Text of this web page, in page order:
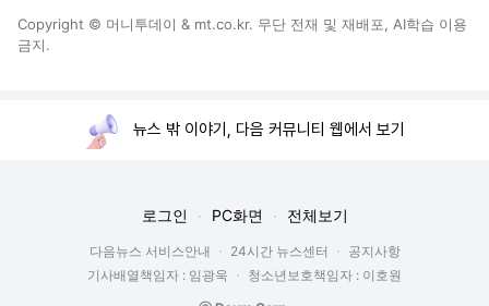
Copyright © 머니투데이 & mt.co.kr. 무단 전재 및 재배포, AI학습 이용
금지.
뉴스 밖 이야기, 다음 커뮤니티 웹에서 보기
로그인 PC화면 전체보기
다음뉴스 서비스안내 24시간 뉴스센터
공지사항
기사배열책임자 : 임광욱
청소년보호책임자 : 이호원